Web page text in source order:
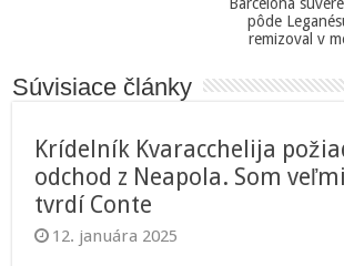
pôde
remizoval v
Súvisiace články
Krídelník Kvaracchelija
odchod z Neapola. Som
tvrdí Conte
12. januára 2025